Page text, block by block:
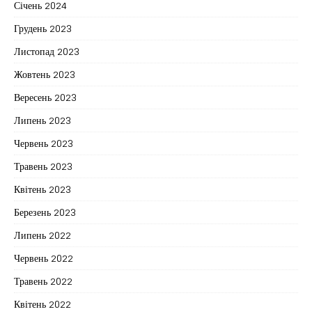
Січень 2024
Грудень 2023
Листопад 2023
Жовтень 2023
Вересень 2023
Липень 2023
Червень 2023
Травень 2023
Квітень 2023
Березень 2023
Липень 2022
Червень 2022
Травень 2022
Квітень 2022